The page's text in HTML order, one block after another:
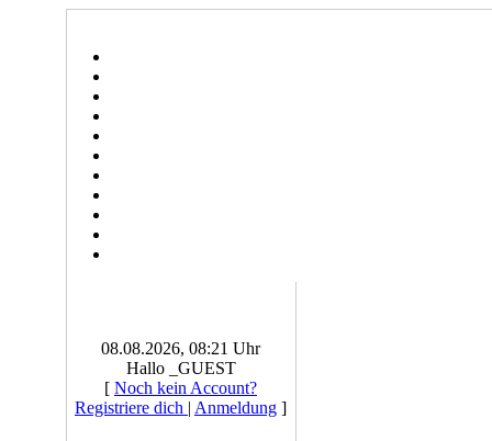
08.08.2026, 08:21 Uhr
Hallo _GUEST
[ Noch kein Account?
Registriere dich | Anmeldung ]